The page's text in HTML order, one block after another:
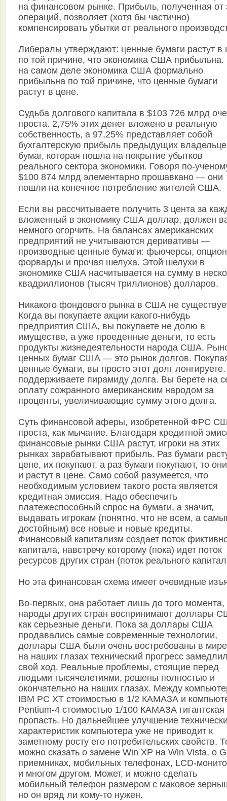
на финансовом рынке. Прибыль, полученная от
операций, позволяет (хотя бы частично)
компенсировать убытки от реального
Либералы утверждают: ценные бумаги растут в
по той причине, что экономика США
на самом деле экономика США формально
прибыльна по той причине, что ценные бумаги
растут в цене.
Судьба долгового капитала в $103 726 млрд
проста. 2,75% этих денег вложено в реальную
собственность, а 97,25% представляет собой
бухгалтерскую прибыль предыдущих
бумаг, которая пошла на покрытие убытков
реального сектора экономики. Говоря по-
$100 874 млрд элементарно прошавкано — они
пошли на конечное потребление жителей США.
Если вы рассчитываете получить 3 цента за
вложенный в экономику США доллар, должен
немного огорчить. На балансах американских
предприятий не учитываются деривативы —
производные ценные бумаги: фьючерсы,
форварды и прочая шелуха. Этой шелухи в
экономике США насчитывается на сумму в
квадриллионов (тысяч триллионов) долларов.
Никакого фондового рынка в США не
Когда вы покупаете акции какого-нибудь
предприятия США, вы покупаете не долю в
имуществе, а уже проеденные деньги, то есть
продукты жизнедеятельности народа США.
ценных бумаг США — это рынок долгов.
ценные бумаги, вы просто этот долг
поддерживаете пирамиду долга. Вы берете на
оплату сожранного американским народом за
проценты, увеличивающие сумму этого долга.
Суть финансовой аферы, изобретенной ФРС
проста, как мычание. Благодаря кредитной
финансовые рынки США растут, игроки на этих
рынках зарабатывают прибыль. Раз бумаги
цене, их покупают, а раз бумаги покупают, то
и растут в цене. Само собой разумеется, что
необходимым условием такого роста является
кредитная эмиссия. Надо обеспечить
платежеспособный спрос на бумаги, а значит,
выдавать игрокам (понятно, что не всем, а
достойным) все новые и новые кредиты.
Финансовый капитализм создает поток
капитала, навстречу которому (пока) идет поток
ресурсов других стран (поток реального
Но эта финансовая схема имеет очевидные
Во-первых, она работает лишь до того момента,
народы других стран воспринимают доллары
как серьезные деньги. Пока за доллары США
продавались самые современные технологии,
доллары США были очень востребованы в
на наших глазах технический прогресс
свой ход. Реальные проблемы, стоящие перед
людьми тысячелетиями, решены полностью и
окончательно на наших глазах. Между
IBM PC XT стоимостью в 1/2 КАМАЗА и
Pentium-4 стоимостью 1/100 КАМАЗА гигантская
пропасть. Но дальнейшее улучшение
характеристик компьютера уже не приводит к
заметному росту его потребительских свойств.
можно сказать о замене Win XP на Win Vista, о
приемниках, мобильных телефонах, LCD-
и многом другом. Может, и можно сделать
мобильный телефон размером с маковое
но он вряд ли кому-то нужен.